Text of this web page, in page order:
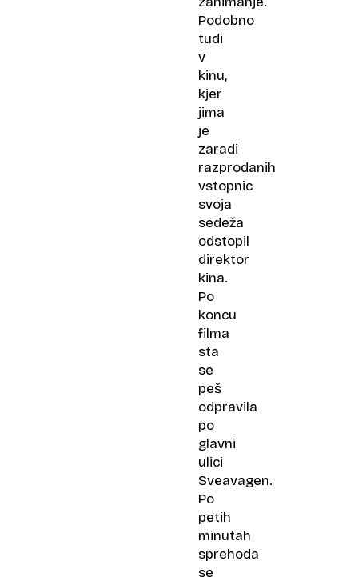
Podobno
tudi
v
kinu,
kjer
jima
je
zaradi
razprodanih
vstopnic
svoja
sedeža
odstopil
direktor
kina.
Po
koncu
filma
sta
se
peš
odpravila
po
glavni
ulici
Sveavagen.
Po
petih
minutah
sprehoda
se